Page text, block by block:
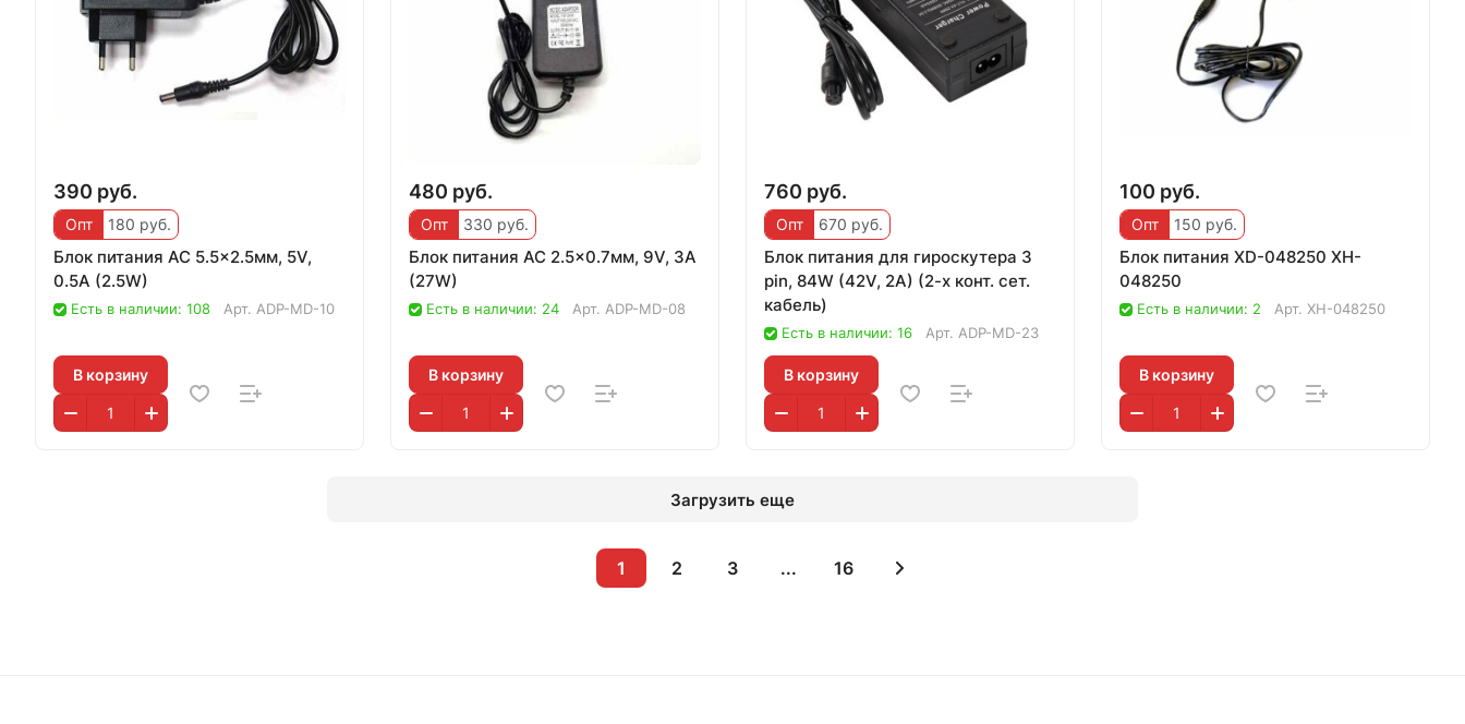
390 руб.
Опт 180 руб.
Блок питания AC 5.5x2.5мм, 5V,
0.5A (2.5W)
Есть в наличии: 108 Арт. ADP-MD-10
В корзину
480 руб.
Опт 330 руб.
Блок питания AC 2.5x0.7мм, 9V, 3A
(27W)
Есть в наличии: 24 Арт. ADP-MD-08
В корзину
760 руб.
Опт 670 руб.
Блок питания для гироскутера 3
pin, 84W (42V, 2A) (2-x конт. сет.
кабель)
Есть в наличии: 16 Арт. ADP-MD-23
В корзину
100 руб.
Опт 150 руб.
Блок питания XD-048250 XH-
048250
Есть в наличии: 2 Арт. XH-048250
В корзину
Загрузить еще
1 2 3 ... 16